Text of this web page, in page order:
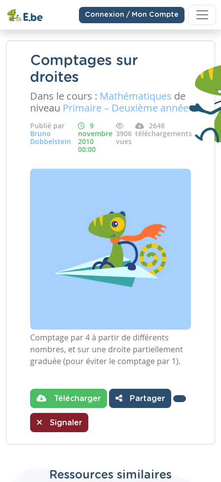
Connexion / Mon Compte
Comptages sur
droites
Dans le cours : Mathématiques de
niveau Primaire – Deuxième année
Publié par
Bruno
Dobbelstein
9
novembre
2010
00:00
3906
vues
2648
téléchargements
Comptage par 4 à partir de différents
nombres, et sur une droite partiellement
graduée (pour éviter le comptage par 1).
Télécharger Partager
Signaler
Ressources similaires